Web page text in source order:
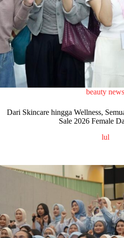
beauty news
Dari Skincare hingga Wellness,
Sale 2026 Female
lul